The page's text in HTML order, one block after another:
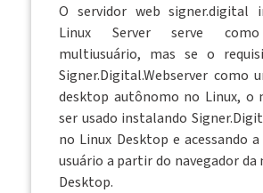
O servidor web signer.digital
Linux Server serve
multiusuário, mas se o
Signer.Digital.Webserver como
desktop autônomo no Linux, o
ser usado instalando
no Linux Desktop e acessando
usuário a partir do navegador da
Desktop.